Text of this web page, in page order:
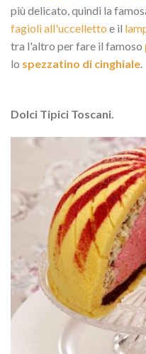
più delicato, quindi la
fagioli all'uccelletto e il
tra l'altro per fare il famoso
lo spezzatino di cinghiale.
Dolci Tipici Toscani.